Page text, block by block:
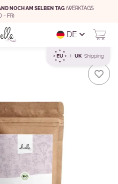
NOCH AM SELBEN TAG (WERKTAGS
- FR)
DE